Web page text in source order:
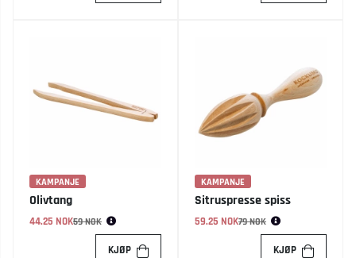
KAMPANJE
Olivtang
44.25 NOK
Vanlig pris:59 NOK
KJØP
KAMPANJE
Sitruspresse spiss
59.25 NOK
Vanlig pris:79 NOK
KJØP